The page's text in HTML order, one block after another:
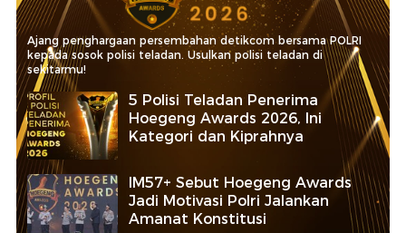
Ajang penghargaan persembahan detikcom bersama POLRI
kepada sosok polisi teladan. Usulkan polisi teladan di
sekitarmu!
5 Polisi Teladan Penerima
Hoegeng Awards 2026, Ini
Kategori dan Kiprahnya
IM57+ Sebut Hoegeng Awards
Jadi Motivasi Polri Jalankan
Amanat Konstitusi